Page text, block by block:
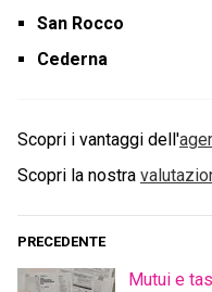
San Rocco
Cederna
Scopri i vantaggi dell'
Scopri la nostra
PRECEDENTE
Mutui e